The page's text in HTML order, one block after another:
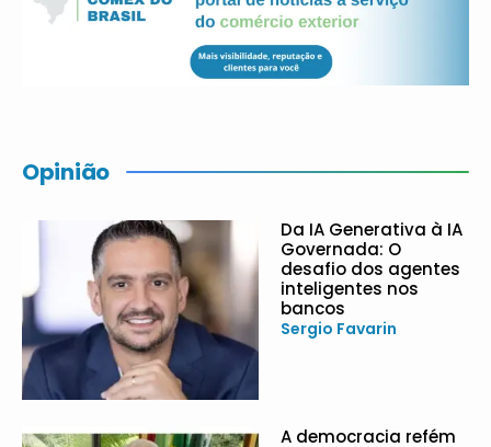
Opinião
Da IA Generativa à IA
Governada: O
desafio dos agentes
inteligentes nos
bancos
Sergio Favarin
A democracia refém